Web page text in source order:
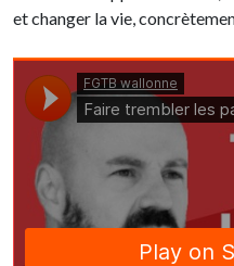
et changer la vie,